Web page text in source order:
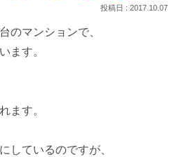
2017.10.07
のマンションで、
ます。
ます。
しているのですが、